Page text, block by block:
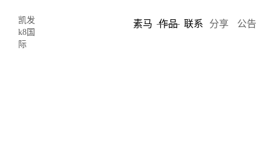
凯发
k8国
际
素马 作品 联系 分享 公告